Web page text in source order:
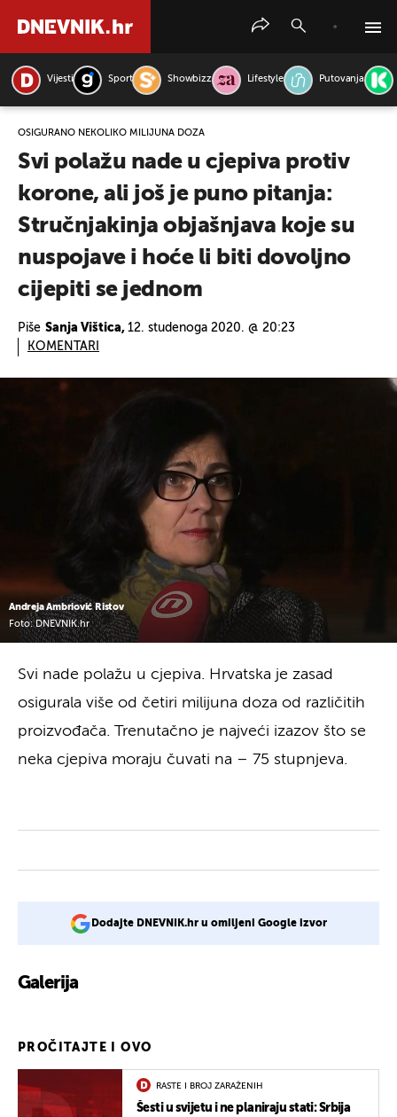
Vijesti Sport Showbizz Lifestyle Putovanja
OSIGURANO NEKOLIKO MILIJUNA DOZA
Svi polažu nade u cjepiva protiv
korone, ali još je puno pitanja:
Stručnjakinja objašnjava koje su
nuspojave i hoće li biti dovoljno
cijepiti se jednom
Piše Sanja Vištica, 12. studenoga 2020. @ 20:23
KOMENTARI
Andreja Ambriović Ristov
Foto: DNEVNIK.hr
Svi nade polažu u cjepiva. Hrvatska je zasad
osigurala više od četiri milijuna doza od različitih
proizvođača. Trenutačno je najveći izazov što se
neka cjepiva moraju čuvati na – 75 stupnjeva.
Dodajte DNEVNIK.hr u omiljeni Google izvor
Galerija
PROČITAJTE I OVO
RASTE I BROJ ZARAŽENIH
Šesti u svijetu i ne planiraju stati: Srbija
PRETRAŽITE VIJESTI